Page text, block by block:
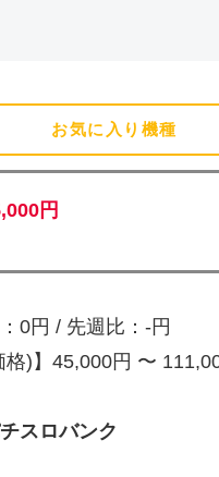
お気に入り機種
円
0円 / 先週比：-円
格)】45,000円 〜
スロバンク